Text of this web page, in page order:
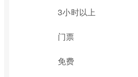
3小时以上
门票
免费